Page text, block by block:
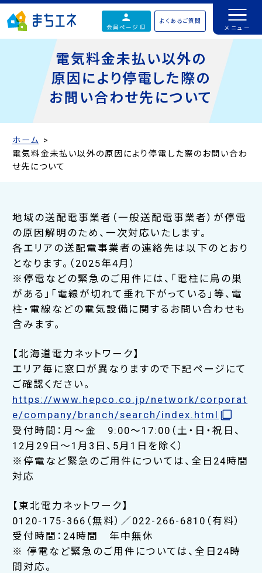
会員ページ
よくあるご質問
電気料金未払い以外の
原因により停電した際の
お問い合わせ先について
ホーム
電気料金未払い以外の原因により停電した際のお問い合わ
せ先について
地域の送配電事業者（一般送配電事業者）が停電
の原因解明のため、一次対応いたします。
各エリアの送配電事業者の連絡先は以下のとおり
となります。（2025年4月）
※停電などの緊急のご用件には、「電柱に鳥の巣
がある」「電線が切れて垂れ下がっている」等、電
柱・電線などの電気設備に関するお問い合わせも
含みます。
【北海道電力ネットワーク】
エリア毎に窓口が異なりますので下記ページにて
ご確認ください。
https://www.hepco.co.jp/network/corporat
e/company/branch/search/index.html
受付時間：月～金 9:00～17:00（土・日・祝日、
12月29日～1月3日、5月1日を除く）
※停電など緊急のご用件については、全日24時間
対応
【東北電力ネットワーク】
0120-175-366（無料）／022-266-6810（有料）
受付時間：24時間 年中無休
※ 停電など緊急のご用件については、全日24時
間対応。